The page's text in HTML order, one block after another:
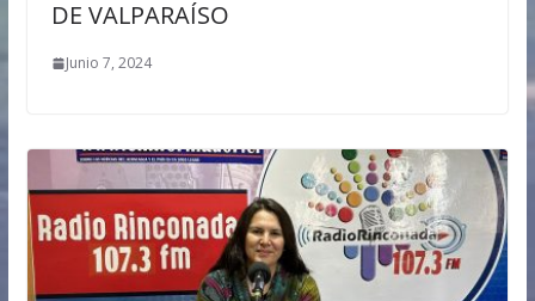
DE VALPARAÍSO
Junio 7, 2024